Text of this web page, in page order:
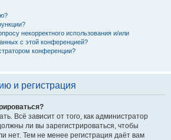
некорректного использования и/или
с этой конференцией?
конференции?
и регистрация
Всё зависит от того, как администратор
ли вы зарегистрироваться, чтобы
нет. Тем не менее регистрация даёт вам